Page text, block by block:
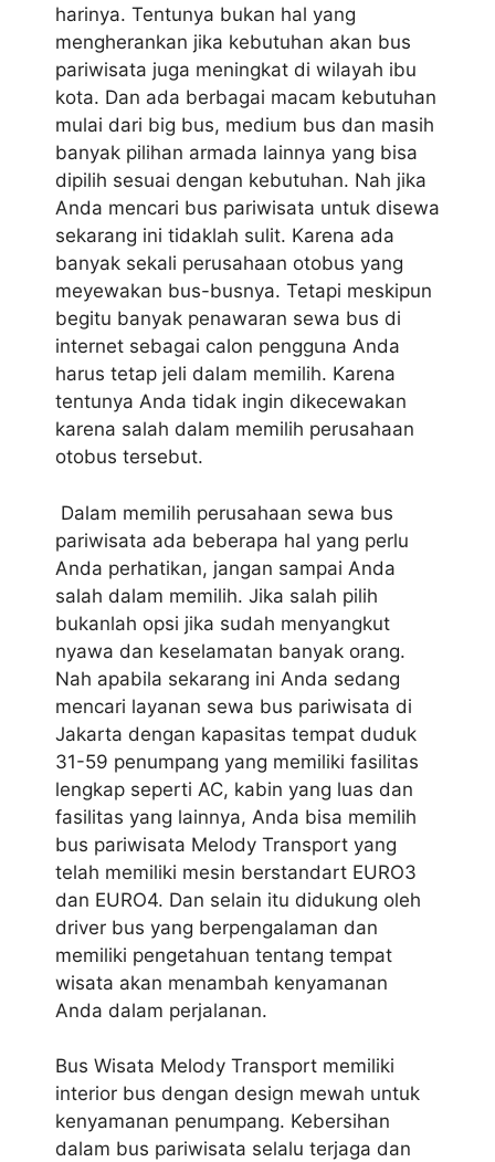
harinya. Tentunya bukan hal yang
mengherankan jika kebutuhan akan bus
pariwisata juga meningkat di wilayah ibu
kota. Dan ada berbagai macam kebutuhan
mulai dari big bus, medium bus dan masih
banyak pilihan armada lainnya yang bisa
dipilih sesuai dengan kebutuhan. Nah jika
Anda mencari bus pariwisata untuk disewa
sekarang ini tidaklah sulit. Karena ada
banyak sekali perusahaan otobus yang
meyewakan bus-busnya. Tetapi meskipun
begitu banyak penawaran sewa bus di
internet sebagai calon pengguna Anda
harus tetap jeli dalam memilih. Karena
tentunya Anda tidak ingin dikecewakan
karena salah dalam memilih perusahaan
otobus tersebut.
Dalam memilih perusahaan sewa bus
pariwisata ada beberapa hal yang perlu
Anda perhatikan, jangan sampai Anda
salah dalam memilih. Jika salah pilih
bukanlah opsi jika sudah menyangkut
nyawa dan keselamatan banyak orang.
Nah apabila sekarang ini Anda sedang
mencari layanan sewa bus pariwisata di
Jakarta dengan kapasitas tempat duduk
31-59 penumpang yang memiliki fasilitas
lengkap seperti AC, kabin yang luas dan
fasilitas yang lainnya, Anda bisa memilih
bus pariwisata Melody Transport yang
telah memiliki mesin berstandart EURO3
dan EURO4. Dan selain itu didukung oleh
driver bus yang berpengalaman dan
memiliki pengetahuan tentang tempat
wisata akan menambah kenyamanan
Anda dalam perjalanan.
Bus Wisata Melody Transport memiliki
interior bus dengan design mewah untuk
kenyamanan penumpang. Kebersihan
dalam bus pariwisata selalu terjaga dan